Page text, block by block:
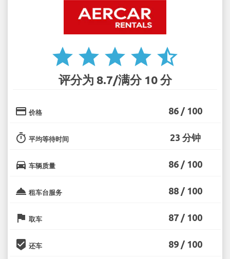
star star star star star_half
评分为 8.7/满分 10 分
credit_card 价格 86 / 100
timer 平均等待时间 23 分钟
directions_car 车辆质量 86 / 100
room_service 租车台服务 88 / 100
flag 取车 87 / 100
beenhere 还车 89 / 100